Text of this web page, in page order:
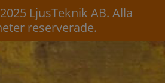
LjusTeknik AB. Alla
reserverade.